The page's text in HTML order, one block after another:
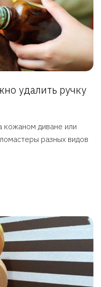
удалить ручку
кожаном диване или
разных видов